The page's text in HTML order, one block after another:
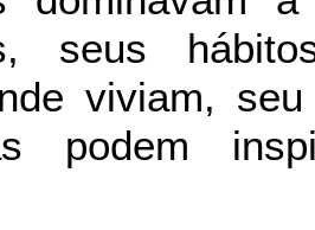
seus
viviam,
podem